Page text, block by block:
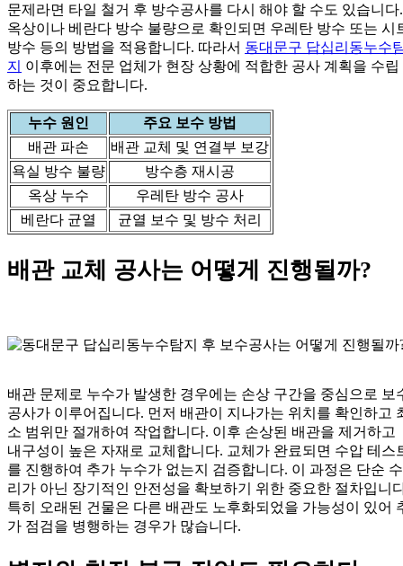
문제라면 타일 철거 후 방수공사를 다시 해야 할 수도 있습니다.
옥상이나 베란다 방수 불량으로 확인되면 우레탄 방수 또는 시
방수 등의 방법을 적용합니다. 따라서 동대문구 답십리동누수
지
이후에는 전문 업체가 현장 상황에 적합한 공사 계획을 수립
하는 것이 중요합니다.
누수 원인
주요 보수 방법
배관 파손
배관 교체 및 연결부 보강
욕실 방수 불량
방수층 재시공
옥상 누수
우레탄 방수 공사
베란다 균열
균열 보수 및 방수 처리
배관 교체 공사는 어떻게 진행될까?
배관 문제로 누수가 발생한 경우에는 손상 구간을 중심으로 보
공사가 이루어집니다. 먼저 배관이 지나가는 위치를 확인하고
소 범위만 절개하여 작업합니다. 이후 손상된 배관을 제거하고
내구성이 높은 자재로 교체합니다. 교체가 완료되면 수압 테스
를 진행하여 추가 누수가 없는지 검증합니다. 이 과정은 단순 수
리가 아닌 장기적인 안전성을 확보하기 위한 중요한 절차입니
특히 오래된 건물은 다른 배관도 노후화되었을 가능성이 있어
가 점검을 병행하는 경우가 많습니다.